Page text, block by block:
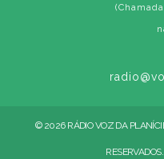
© 2026 RÁDIO VOZ DA